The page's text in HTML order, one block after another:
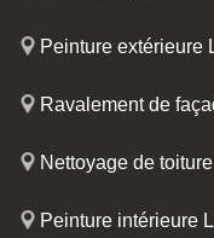
Peinture extérieure
Ravalement de
Nettoyage de
Peinture intérieure